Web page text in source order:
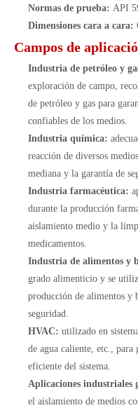
Normas de prueba: API
Dimensiones cara a cara:
Campos de
Industria de petróleo y
exploración de campo,
de petróleo y gas para
confiables de los medios.
Industria química:
reacción de diversos
mediana y la garantía de
Industria farmacéutica:
durante la producción
aislamiento medio y la
medicamentos.
Industria de alimentos y
grado alimenticio y se
producción de alimentos y
seguridad.
HVAC: utilizado en
de agua caliente, etc.,
eficiente del sistema.
Aplicaciones industriales
el aislamiento de medios